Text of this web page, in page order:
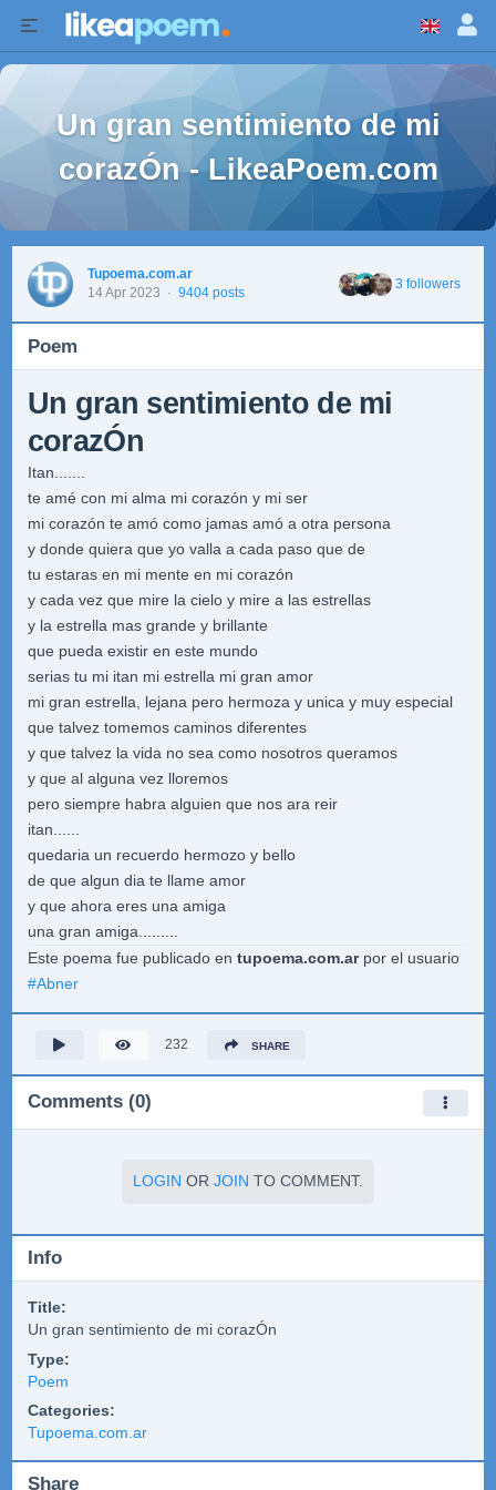
Un gran sentimiento de mi
corazÓn - LikeaPoem.com
Tupoema.com.ar
14 Apr 2023 · 9404 posts
3 followers
Poem
Un gran sentimiento de mi
corazÓn
Itan.......
te amé con mi alma mi corazón y mi ser
mi corazón te amó como jamas amó a otra persona
y donde quiera que yo valla a cada paso que de
tu estaras en mi mente en mi corazón
y cada vez que mire la cielo y mire a las estrellas
y la estrella mas grande y brillante
que pueda existir en este mundo
serias tu mi itan mi estrella mi gran amor
mi gran estrella, lejana pero hermoza y unica y muy especial
que talvez tomemos caminos diferentes
y que talvez la vida no sea como nosotros queramos
y que al alguna vez lloremos
pero siempre habra alguien que nos ara reir
itan......
quedaria un recuerdo hermozo y bello
de que algun dia te llame amor
y que ahora eres una amiga
una gran amiga.........
Este poema fue publicado en tupoema.com.arpor el usuario
#Abner
232 SHARE
Comments (0)
LOGIN OR JOIN TO COMMENT.
Info
Title:
Un gran sentimiento de mi corazÓn
Type:
Poem
Categories:
Tupoema.com.ar
Share